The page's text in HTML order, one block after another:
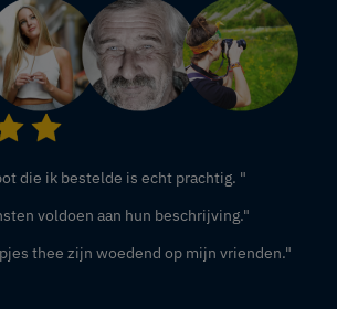
die ik bestelde is echt prachtig. "
voldoen aan hun beschrijving."
thee zijn woedend op mijn vrienden."